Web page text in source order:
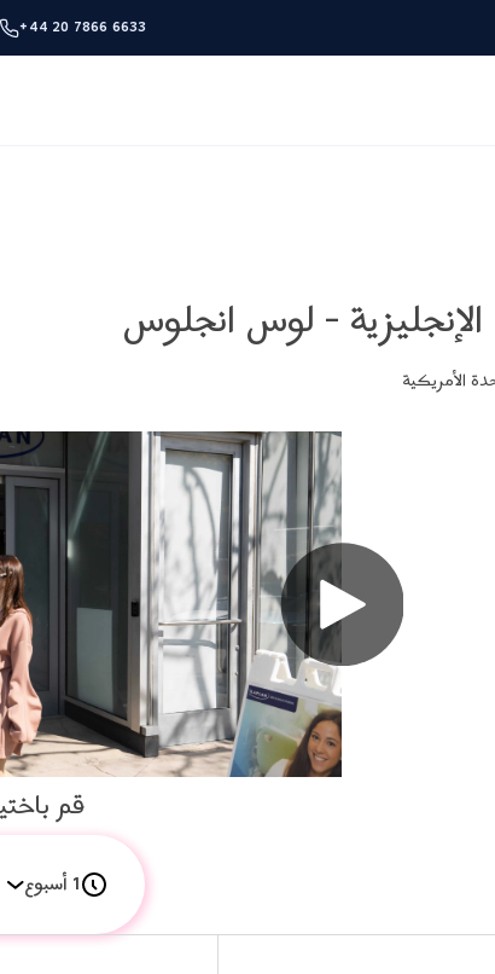
+44 20 7866 6633
- لوس انجلوس
الأمريكية
قم
1 أسبوع